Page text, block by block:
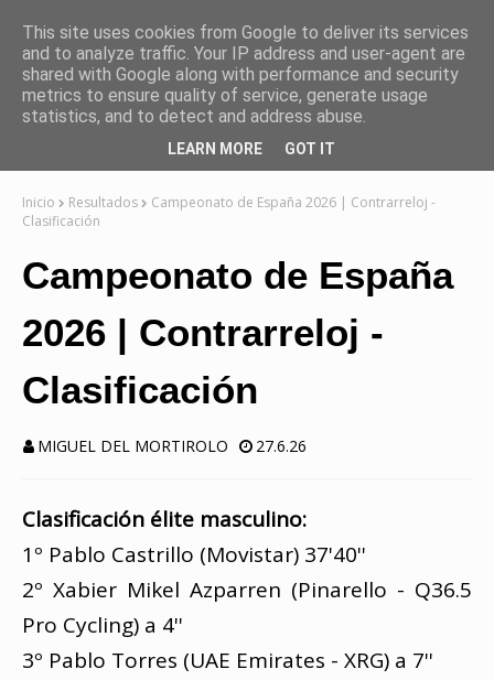
Inicio Resultados
Campeonato de España 2026 | Contrarreloj -
Clasificación
Campeonato de España
2026 | Contrarreloj -
Clasificación
MIGUEL DEL MORTIROLO 27.6.26
Clasificación élite masculino:
1º Pablo Castrillo (Movistar) 37'40''
2º Xabier Mikel Azparren (Pinarello - Q36.5
Pro Cycling) a 4''
3º Pablo Torres (UAE Emirates - XRG) a 7''
This site uses cookies from Google to deliver its services
and to analyze traffic. Your IP address and user-agent are
shared with Google along with performance and security
metrics to ensure quality of service, generate usage
statistics, and to detect and address abuse.
LEARN MORE GOT IT